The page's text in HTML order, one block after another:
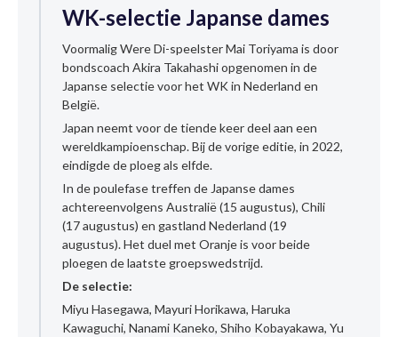
WK-selectie Japanse dames
Voormalig Were Di-speelster Mai Toriyama is door
bondscoach Akira Takahashi opgenomen in de
Japanse selectie voor het WK in Nederland en
België.
Japan neemt voor de tiende keer deel aan een
wereldkampioenschap. Bij de vorige editie, in 2022,
eindigde de ploeg als elfde.
In de poulefase treffen de Japanse dames
achtereenvolgens Australië (15 augustus), Chili
(17 augustus) en gastland Nederland (19
augustus). Het duel met Oranje is voor beide
ploegen de laatste groepswedstrijd.
De selectie:
Miyu Hasegawa, Mayuri Horikawa, Haruka
Kawaguchi, Nanami Kaneko, Shiho Kobayakawa, Yu